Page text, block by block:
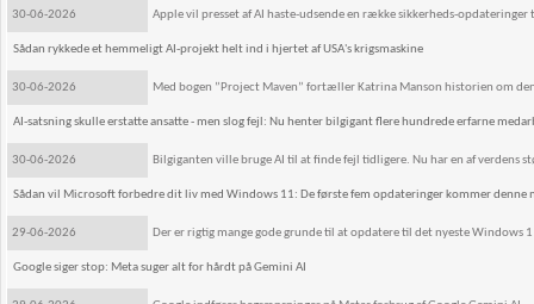
30-06-2026 Apple vil presset af AI haste-udsende en række sikkerheds-opdateringer
Sådan rykkede et hemmeligt AI-projekt helt ind i hjertet af USA's krigsmaskine
30-06-2026 Med bogen ”Project Maven” fortæller Katrina Manson historien om
AI-satsning skulle erstatte ansatte - men slog fejl: Nu henter bilgigant flere hundrede erfarne
30-06-2026 Bilgiganten ville bruge AI til at finde fejl tidligere. Nu har en af verdens
Sådan vil Microsoft forbedre dit liv med Windows 11: De første fem opdateringer kommer denne
29-06-2026 Der er rigtig mange gode grunde til at opdatere til det nyeste Windows
Google siger stop: Meta suger alt for hårdt på Gemini AI